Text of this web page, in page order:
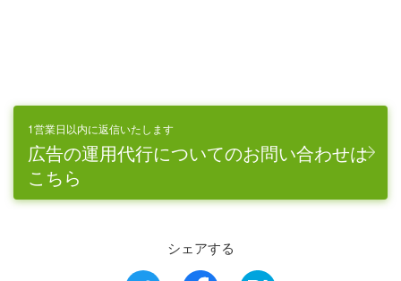
1営業日以内に返信いたします
広告の運用代行についてのお問い合わせは
こちら
シェアする